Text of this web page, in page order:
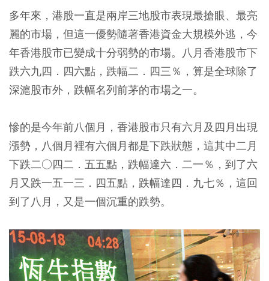
多年來，港股一直是兩岸三地股市表現最搶眼、最亮
麗的市場，但這一優勢隨著香港資金大規模外逃，今
年香港股市已變成十分弱勢的市場。八月香港股市下
跌六九四．四六點，跌幅二．四三％，算是全球除了
深滬股市外，跌幅名列前茅的市場之一。
慘的是今年前八個月，香港股市只有六月及四月出現
漲勢，八個月裡有六個月都是下跌狀態，這其中二月
下跌二○四二．五五點，跌幅達六．二一％，到了六
月又跌一五一三．四五點，跌幅達四．九七％，這回
到了八月，又是一個沉重的跌勢。